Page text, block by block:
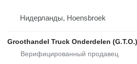
Нидерланды, Hoensbroek
Groothandel Truck Onderdelen